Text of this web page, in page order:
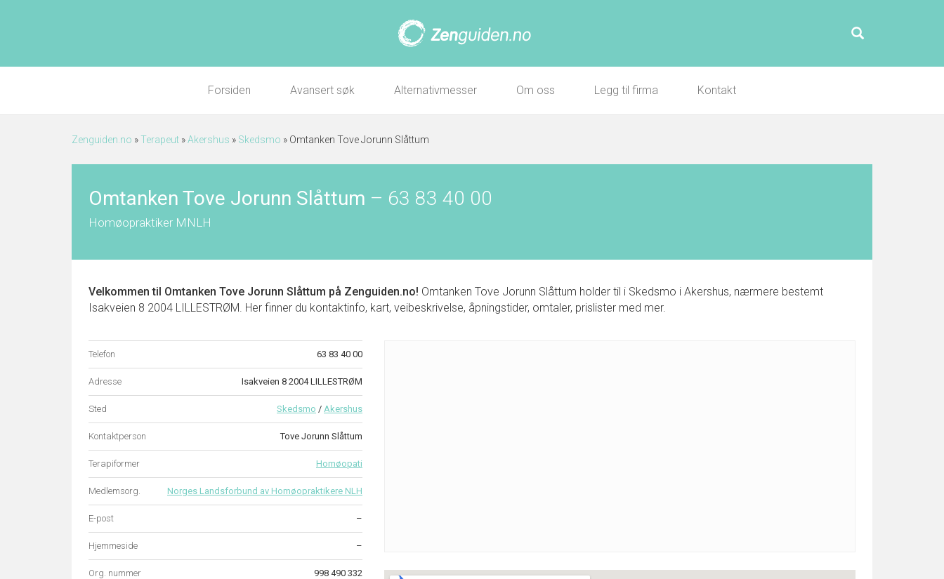
Forsiden Avansert søk Alternativmesser Om oss Legg til firma Kontakt
Zenguiden.no »Terapeut »Akershus » Skedsmo » Omtanken Tove Jorunn Slåttum
Omtanken Tove Jorunn Slåttum – 63 83 40 00
Homøopraktiker MNLH
Velkommen til Omtanken Tove Jorunn Slåttum på Zenguiden.no! Omtanken Tove Jorunn Slåttum holder til i Skedsmo i Akershus, nærmere bestemt
Isakveien 8 2004 LILLESTRØM. Her finner du kontaktinfo, kart, veibeskrivelse, åpningstider, omtaler, prislister med mer.
Telefon 63 83 40 00
Adresse Isakveien 8 2004 LILLESTRØM
Sted Skedsmo / Akershus
Kontaktperson Tove Jorunn Slåttum
Terapiformer Homøopati
Medlemsorg. Norges Landsforbund av Homøopraktikere NLH
E-post –
Hjemmeside –
Org. nummer 998 490 332